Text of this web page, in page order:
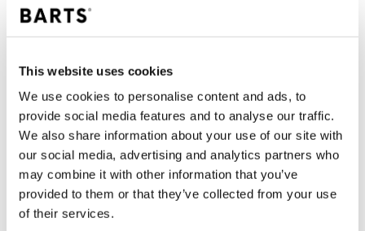
This website uses cookies
We use cookies to personalise content and ads, to
provide social media features and to analyse our traffic.
We also share information about your use of our site with
our social media, advertising and analytics partners who
may combine it with other information that you’ve
provided to them or that they’ve collected from your use
of their services.